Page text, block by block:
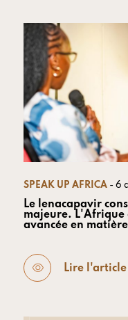
SPEAK UP AFRICA - 6
Le lenacapavir
majeure. L'Afrique
avancée en
Lire l'article